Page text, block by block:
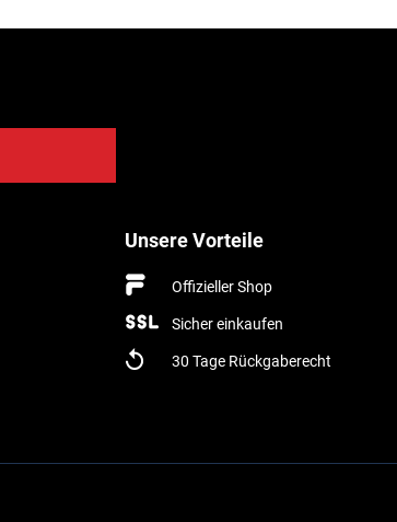
Unsere Vorteile
Offizieller Shop
Sicher einkaufen
30 Tage Rückgaberecht